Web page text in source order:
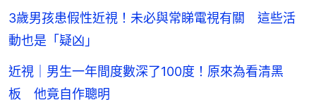
3歲男孩患假性近視！未必與常睇電視有關 這些活
動也是「疑凶」
近視｜男生一年間度數深了100度！原來為看清黑
板 他竟自作聰明